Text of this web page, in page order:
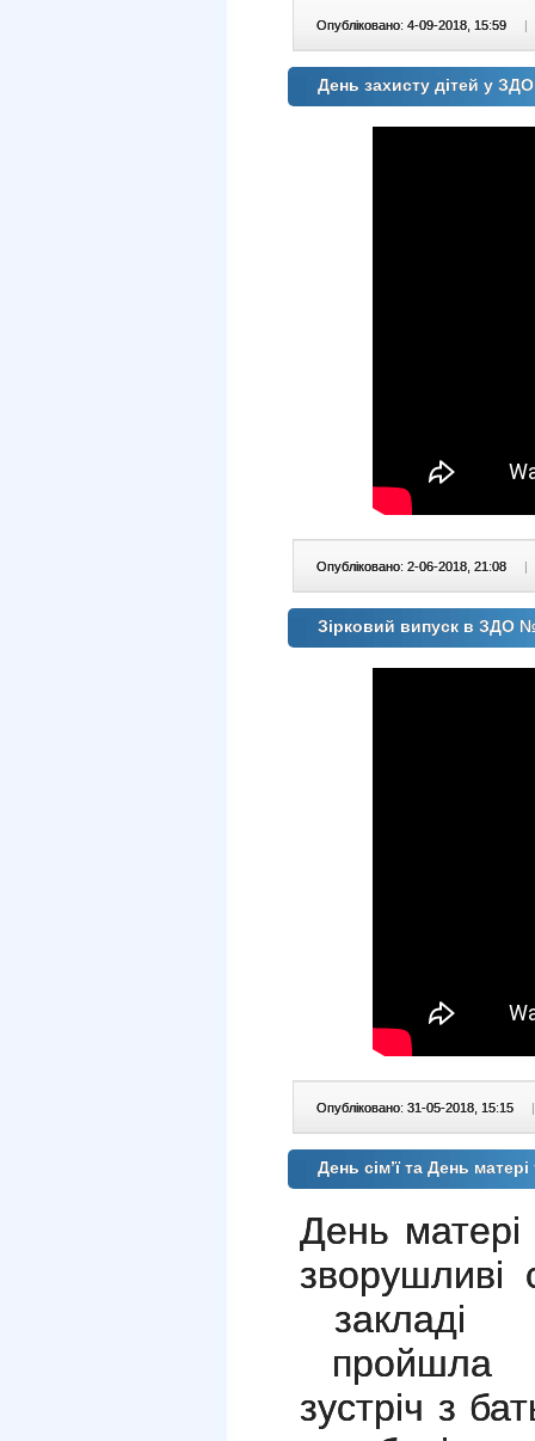
Опубліковано: 4-09-2018, 15:59 |
День захисту дітей у
Опубліковано: 2-06-2018, 21:08 |
Зірковий випуск в ЗДО
Опубліковано: 31-05-2018, 15:15 |
День сім’ї та День
День матері
пройшла
зустріч з